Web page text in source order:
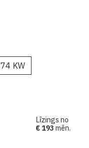
74 KW
Līzings no
€ 193 mēn.